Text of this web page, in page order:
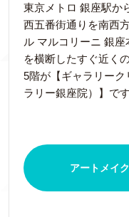
東京メトロ 銀座駅か
西五番街通りを南西
ル マルコリーニ 銀
を横断したすぐ近く
5階が【ギャラリー
ラリー銀座院）】です
アートメイ